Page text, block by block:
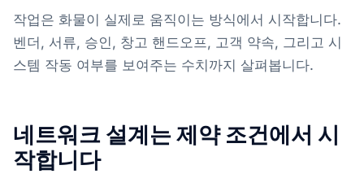
작업은 화물이 실제로 움직이는 방식에서 시작합니다.
벤더, 서류, 승인, 창고 핸드오프, 고객 약속, 그리고 시
스템 작동 여부를 보여주는 수치까지 살펴봅니다.
네트워크 설계는 제약 조건에서 시
작합니다